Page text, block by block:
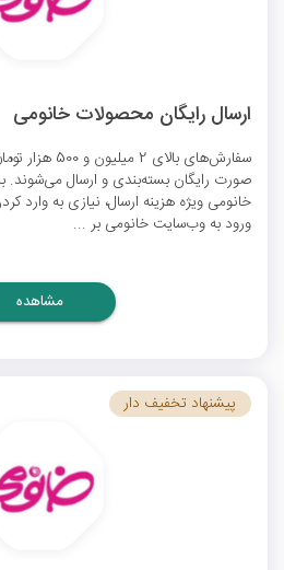
ارسال رایگان محصولات خانومی
سفارش‌های بالای
صورت رایگان بسته‌بندی و ارسال می‌شوند.
خانومی ویژه هزینه ارسال، نیازی به وارد
ورود به وب‌سایت خانومی بر ...
مشاهده
پیشنهاد تخفیف دار